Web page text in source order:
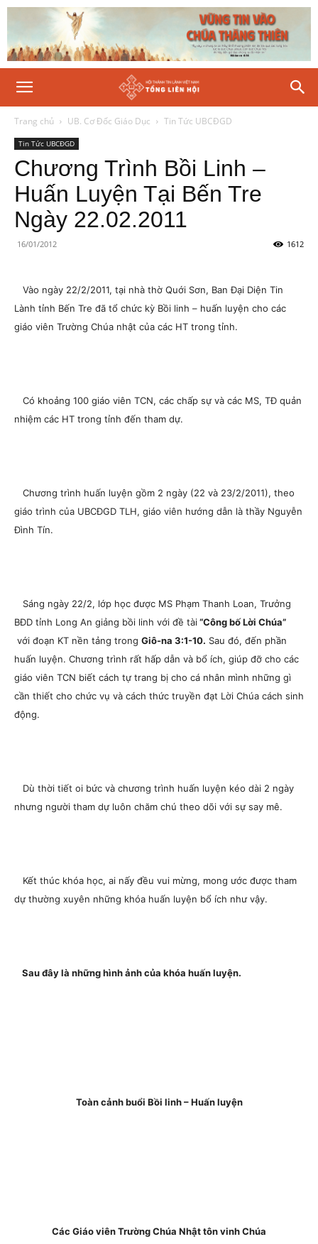
Trang chủ UB. Cơ Đốc Giáo Dục Tin Tức UBCĐGD
Tin Tức UBCĐGD
Chương Trình Bồi Linh –
Huấn Luyện Tại Bến Tre
Ngày 22.02.2011
16/01/2012 1612
Vào ngày 22/2/2011, tại nhà thờ Quới Sơn, Ban Đại Diện Tin
Lành tỉnh Bến Tre đã tổ chức kỳ Bồi linh – huấn luyện cho các
giáo viên Trường Chúa nhật của các HT trong tỉnh.
Có khoảng 100 giáo viên TCN, các chấp sự và các MS, TĐ quản
nhiệm các HT trong tỉnh đến tham dự.
Chương trình huấn luyện gồm 2 ngày (22 và 23/2/2011), theo
giáo trình của UBCĐGD TLH, giáo viên hướng dẫn là thầy Nguyễn
Đình Tín.
Sáng ngày 22/2, lớp học được MS Phạm Thanh Loan, Trưởng
BĐD tỉnh Long An giảng bồi linh với đề tài“Công bố Lời Chúa”
với đoạn KT nền tảng trong Giô-na 3:1-10. Sau đó, đến phần
huấn luyện. Chương trình rất hấp dẫn và bổ ích, giúp đỡ cho các
giáo viên TCN biết cách tự trang bị cho cá nhân mình những gì
cần thiết cho chức vụ và cách thức truyền đạt Lời Chúa cách sinh
động.
Dù thời tiết oi bức và chương trình huấn luyện kéo dài 2 ngày
nhưng người tham dự luôn chăm chú theo dõi với sự say mê.
Kết thúc khóa học, ai nấy đều vui mừng, mong ước được tham
dự thường xuyên những khóa huấn luyện bổ ích như vậy.
Sau đây là những hình ảnh của khóa huấn luyện.
Toàn cảnh buổi Bồi linh – Huấn luyện
Các Giáo viên Trường Chúa Nhật tôn vinh Chúa